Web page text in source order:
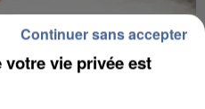
DE LA DZ
votre vie privée est
Continuer sans accepter